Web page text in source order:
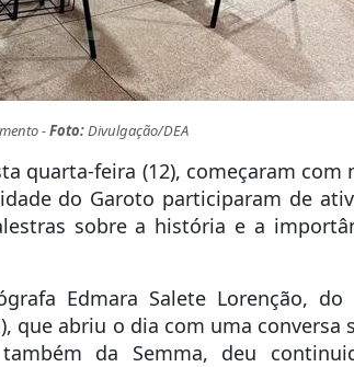
-Foto:Divulgação/DEA
quarta-feira (12), começaram
do Garoto participaram de
sobre a história e a
Edmara Salete Lorenção, do
que abriu o dia com uma conversa
da Semma, deu